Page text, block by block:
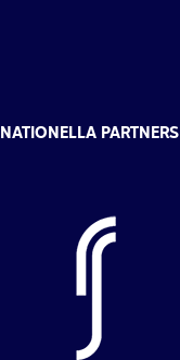
NATIONELLA PARTNERS